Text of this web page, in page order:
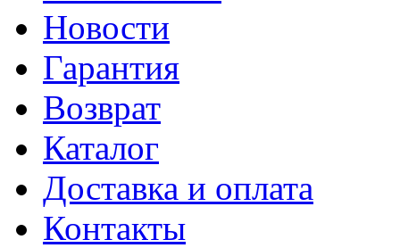
Новости
Гарантия
Возврат
Каталог
Доставка и оплата
Контакты